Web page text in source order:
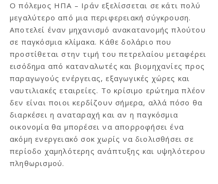
Ο πόλεμος ΗΠΑ – Ιράν εξελίσσεται σε κάτι πολύ
μεγαλύτερο από μια περιφερειακή σύγκρουση.
Αποτελεί έναν μηχανισμό ανακατανομής πλούτου
σε παγκόσμια κλίμακα. Κάθε δολάριο που
προστίθεται στην τιμή του πετρελαίου μεταφέρει
εισόδημα από καταναλωτές και βιομηχανίες προς
παραγωγούς ενέργειας, εξαγωγικές χώρες και
ναυτιλιακές εταιρείες. Το κρίσιμο ερώτημα πλέον
δεν είναι ποιοι κερδίζουν σήμερα, αλλά πόσο θα
διαρκέσει η αναταραχή και αν η παγκόσμια
οικονομία θα μπορέσει να απορροφήσει ένα
ακόμη ενεργειακό σοκ χωρίς να διολισθήσει σε
περίοδο χαμηλότερης ανάπτυξης και υψηλότερου
πληθωρισμού.